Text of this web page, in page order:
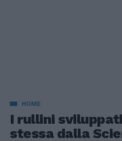
HOME
I rullini
stessa dalla